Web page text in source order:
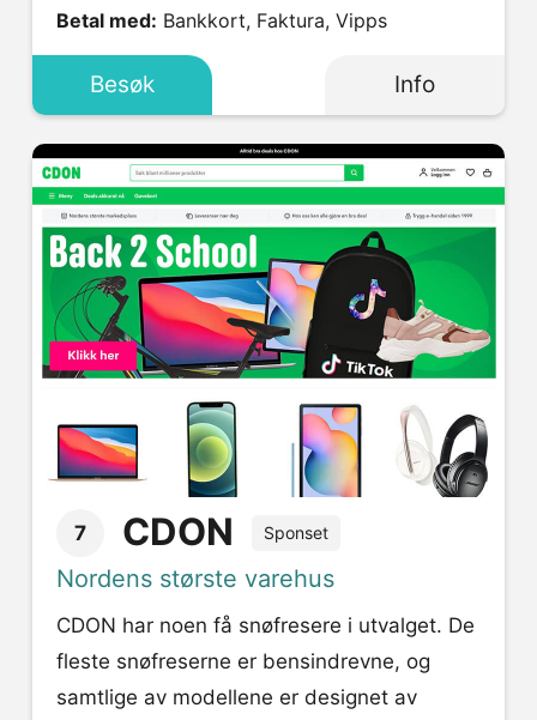
Betal med: Bankkort, Faktura, Vipps
Besøk Info
7 CDON Sponset
Nordens største varehus
CDON har noen få snøfresere i utvalget. De
fleste snøfreserne er bensindrevne, og
samtlige av modellene er designet av